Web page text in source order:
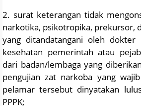
2. surat keterangan tidak
narkotika, psikotropika, prekursor,
yang ditandatangani oleh dokter
kesehatan pemerintah atau
dari badan/lembaga yang
pengujian zat narkoba yang
pelamar tersebut dinyatakan
PPPK;